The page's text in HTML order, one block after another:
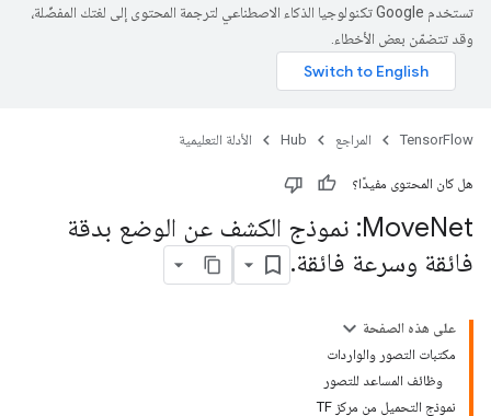
تستخدم Google تكنولوجيا الذكاء الاصطناعي لترجمة المحتوى إلى لغتك المفضّلة،
وقد تتضمّن بعض الأخطاء.
TensorFlow المراجع Hub الأدلة التعليمية
هل كان المحتوى مفيدًا؟
MoveNet: نموذج الكشف عن الوضع بدقة
فائقة وسرعة فائقة.
على هذه الصفحة
مكتبات التصور والواردات
وظائف المساعد للتصور
نموذج التحميل من مركز TF